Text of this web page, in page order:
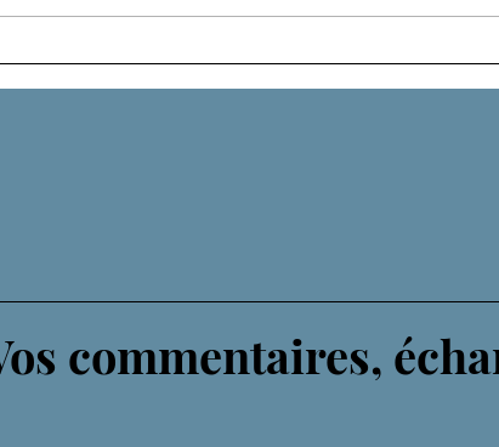
VIES
commentaires,